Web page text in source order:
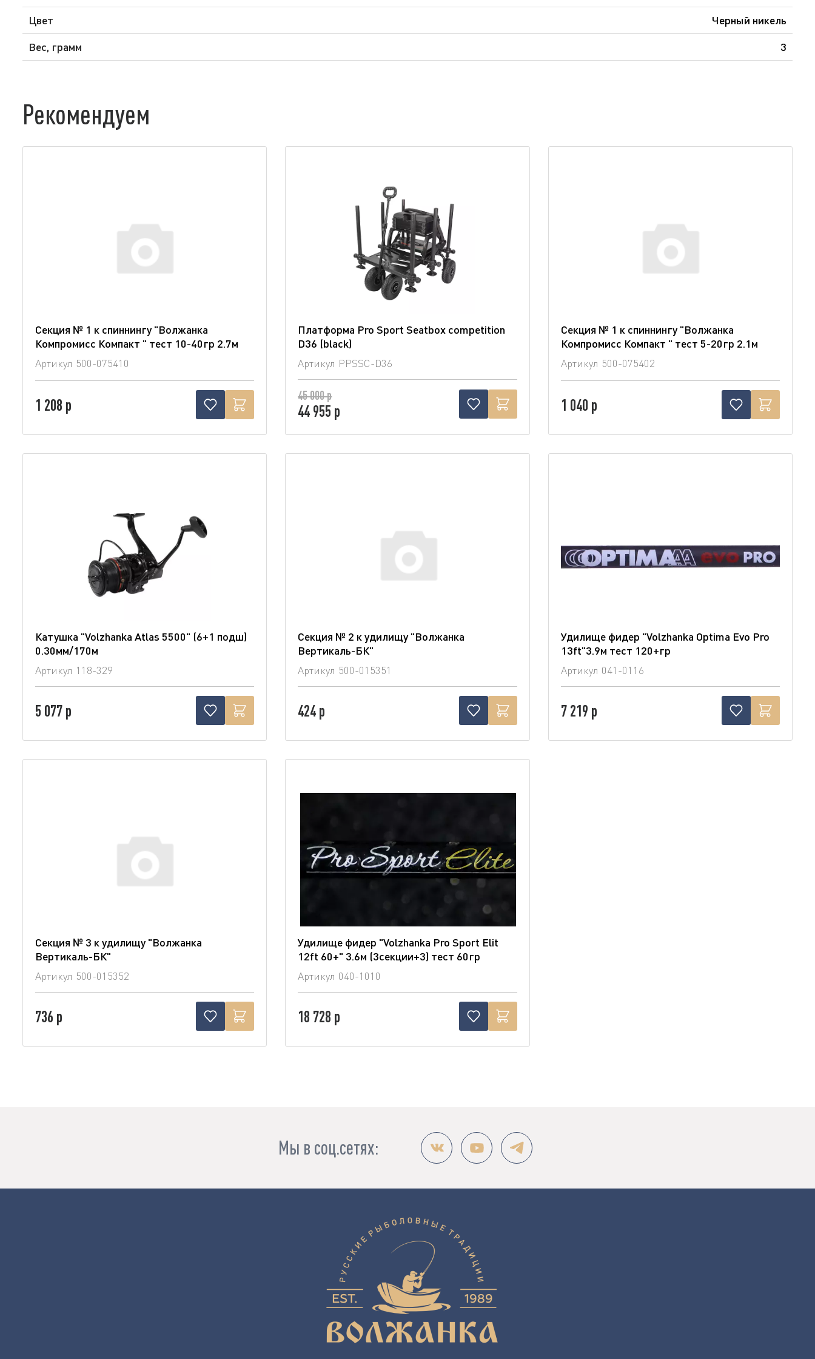
Цвет
Черный никель
Вес, грамм
3
Рекомендуем
Секция № 1 к спиннингу "Волжанка
Компромисс Компакт " тест 10-40гр 2.7м
Артикул 500-075410
1 208 р
Платформа Pro Sport Seatbox competition
D36 (blaсk)
Артикул PPSSC-D36
45 000 р
44 955 р
Секция № 1 к спиннингу "Волжанка
Компромисс Компакт " тест 5-20гр 2.1м
Артикул 500-075402
1 040 р
Катушка "Volzhanka Atlas 5500" (6+1 подш)
0.30мм/170м
Артикул 118-329
5 077 р
Секция № 2 к удилищу "Волжанка
Вертикаль-БК"
Артикул 500-015351
424 р
Удилище фидер "Volzhanka Optima Evo Pro
13ft"3.9м тест 120+гр
Артикул 041-0116
7 219 р
Секция № 3 к удилищу "Волжанка
Вертикаль-БК"
Артикул 500-015352
736 р
Удилище фидер "Volzhanka Pro Sport Elit
12ft 60+" 3.6м (3секции+3) тест 60гр
Артикул 040-1010
18 728 р
Мы в соц.сетях: